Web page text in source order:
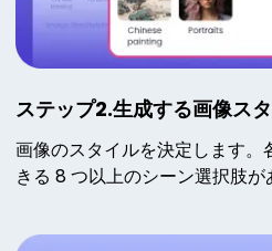
ステップ2.生成する画像ス
画像のスタイルを決定します
きる 8 つ以上のシーン選択肢が